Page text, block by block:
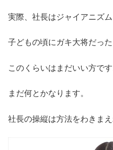
実際、社長はジャイアニズム
子どもの頃にガキ大将だっ
このくらいはまだいい方です
まだ何とかなります。
社長の操縦は方法をわきま